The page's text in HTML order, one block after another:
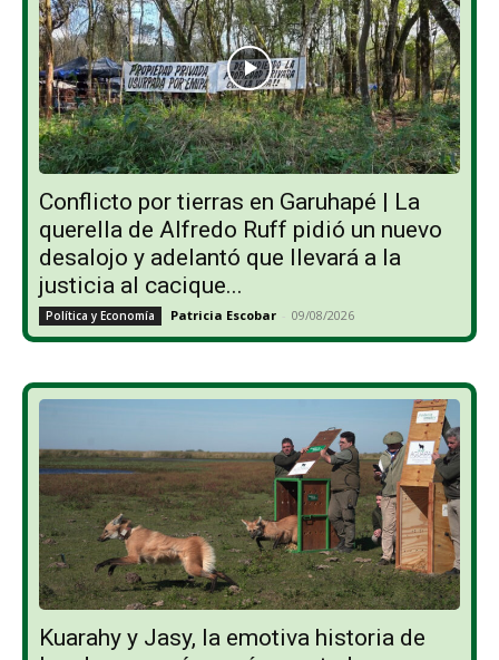
Conflicto por tierras en Garuhapé | La
querella de Alfredo Ruff pidió un nuevo
desalojo y adelantó que llevará a la
justicia al cacique...
Política y Economía Patricia Escobar - 09/08/2026
Kuarahy y Jasy, la emotiva historia de